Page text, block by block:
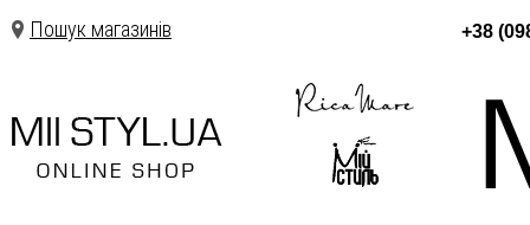
Пошук магазинів +38